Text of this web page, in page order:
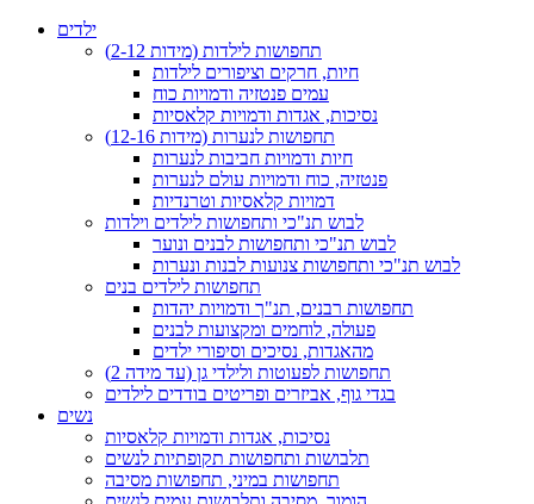
ילדים
תחפושות לילדות (מידות 2-12)
חיות, חרקים וציפורים לילדות
עמים פנטזיה ודמויות כוח
נסיכות, אגדות ודמויות קלאסיות
תחפושות לנערות (מידות 12-16)
חיות ודמויות חביבות לנערות
פנטזיה, כוח ודמויות עולם לנערות
דמויות קלאסיות וטרנדיות
לבוש תנ"כי ותחפושות לילדים וילדות
לבוש תנ"כי ותחפושות לבנים ונוער
לבוש תנ"כי ותחפושות צנועות לבנות ונערות
תחפושות לילדים בנים
תחפושות רבנים, תנ"ך ודמויות יהדות
פעולה, לוחמים ומקצועות לבנים
מהאגדות, נסיכים וסיפורי ילדים
תחפושות לפעוטות ולילדי גן (עד מידה 2)
בגדי גוף, אביזרים ופריטים בודדים לילדים
נשים
נסיכות, אגדות ודמויות קלאסיות
תלבושות ותחפושות תקופתיות לנשים
תחפושות במיני, תחפושות מסיבה